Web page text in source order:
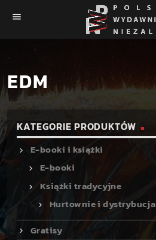
menu
EDM
KATEGORIE PRODUKTÓW
E-booki i książki
E-booki
Książki tradycyjne
Hurtownie i dystrybucja
Gratisy